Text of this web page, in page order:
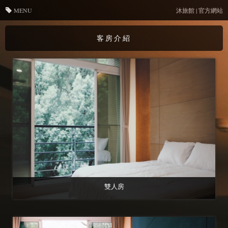
客房介紹
雙人房
MENU 沐旅館 | 官方網站